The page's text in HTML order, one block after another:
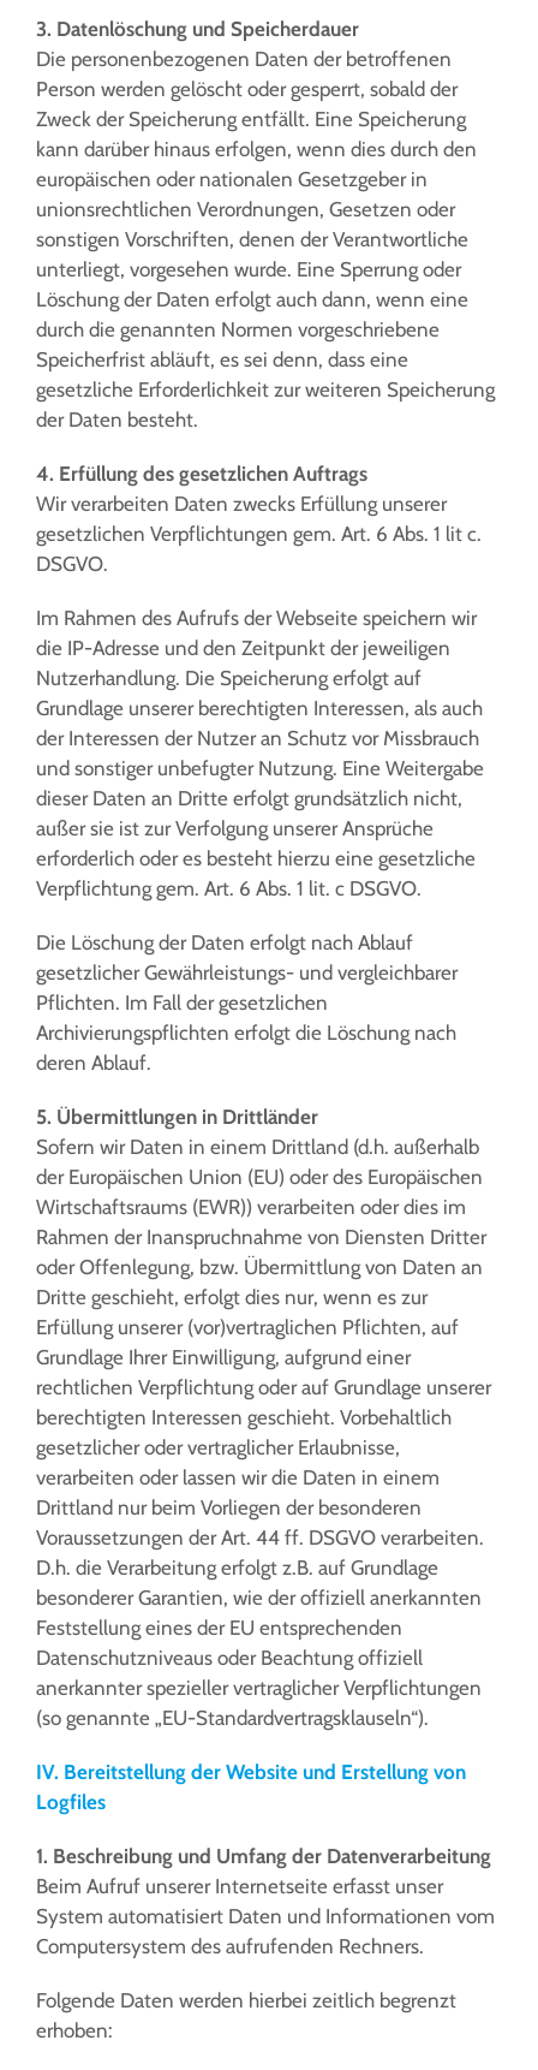
3. Datenlöschung und Speicherdauer
Die personenbezogenen Daten der betroffenen
Person werden gelöscht oder gesperrt, sobald der
Zweck der Speicherung entfällt. Eine Speicherung
kann darüber hinaus erfolgen, wenn dies durch den
europäischen oder nationalen Gesetzgeber in
unionsrechtlichen Verordnungen, Gesetzen oder
sonstigen Vorschriften, denen der Verantwortliche
unterliegt, vorgesehen wurde. Eine Sperrung oder
Löschung der Daten erfolgt auch dann, wenn eine
durch die genannten Normen vorgeschriebene
Speicherfrist abläuft, es sei denn, dass eine
gesetzliche Erforderlichkeit zur weiteren Speicherung
der Daten besteht.
4. Erfüllung des gesetzlichen Auftrags
Wir verarbeiten Daten zwecks Erfüllung unserer
gesetzlichen Verpflichtungen gem. Art. 6 Abs. 1 lit c.
DSGVO.
Im Rahmen des Aufrufs der Webseite speichern wir
die IP-Adresse und den Zeitpunkt der jeweiligen
Nutzerhandlung. Die Speicherung erfolgt auf
Grundlage unserer berechtigten Interessen, als auch
der Interessen der Nutzer an Schutz vor Missbrauch
und sonstiger unbefugter Nutzung. Eine Weitergabe
dieser Daten an Dritte erfolgt grundsätzlich nicht,
außer sie ist zur Verfolgung unserer Ansprüche
erforderlich oder es besteht hierzu eine gesetzliche
Verpflichtung gem. Art. 6 Abs. 1 lit. c DSGVO.
Die Löschung der Daten erfolgt nach Ablauf
gesetzlicher Gewährleistungs- und vergleichbarer
Pflichten. Im Fall der gesetzlichen
Archivierungspflichten erfolgt die Löschung nach
deren Ablauf.
5. Übermittlungen in Drittländer
Sofern wir Daten in einem Drittland (d.h. außerhalb
der Europäischen Union (EU) oder des Europäischen
Wirtschaftsraums (EWR)) verarbeiten oder dies im
Rahmen der Inanspruchnahme von Diensten Dritter
oder Offenlegung, bzw. Übermittlung von Daten an
Dritte geschieht, erfolgt dies nur, wenn es zur
Erfüllung unserer (vor)vertraglichen Pflichten, auf
Grundlage Ihrer Einwilligung, aufgrund einer
rechtlichen Verpflichtung oder auf Grundlage unserer
berechtigten Interessen geschieht. Vorbehaltlich
gesetzlicher oder vertraglicher Erlaubnisse,
verarbeiten oder lassen wir die Daten in einem
Drittland nur beim Vorliegen der besonderen
Voraussetzungen der Art. 44 ff. DSGVO verarbeiten.
D.h. die Verarbeitung erfolgt z.B. auf Grundlage
besonderer Garantien, wie der offiziell anerkannten
Feststellung eines der EU entsprechenden
Datenschutzniveaus oder Beachtung offiziell
anerkannter spezieller vertraglicher Verpflichtungen
(so genannte „EU-Standardvertragsklauseln“).
IV. Bereitstellung der Website und Erstellung von
Logfiles
1. Beschreibung und Umfang der Datenverarbeitung
Beim Aufruf unserer Internetseite erfasst unser
System automatisiert Daten und Informationen vom
Computersystem des aufrufenden Rechners.
Folgende Daten werden hierbei zeitlich begrenzt
erhoben: